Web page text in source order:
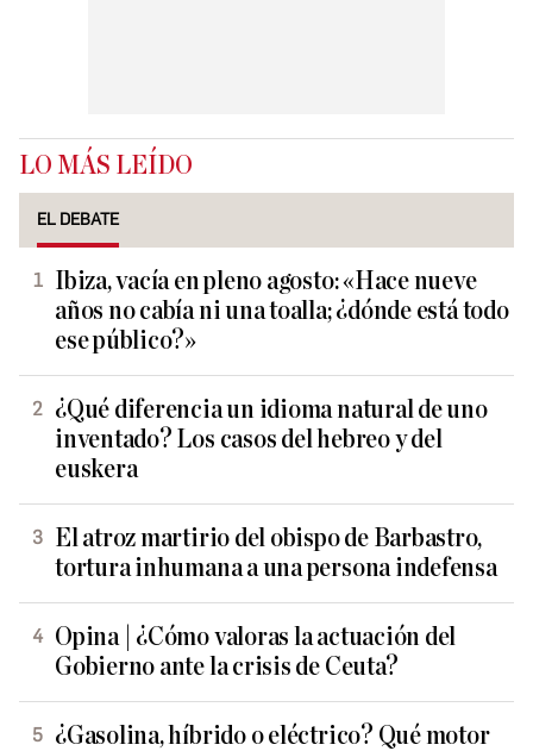
LO MÁS LEÍDO
EL DEBATE
Ibiza, vacía en pleno agosto: «Hace nueve
años no cabía ni una toalla; ¿dónde está todo
ese público?»
¿Qué diferencia un idioma natural de uno
inventado? Los casos del hebreo y del
euskera
El atroz martirio del obispo de Barbastro,
tortura inhumana a una persona indefensa
Opina | ¿Cómo valoras la actuación del
Gobierno ante la crisis de Ceuta?
¿Gasolina, híbrido o eléctrico? Qué motor